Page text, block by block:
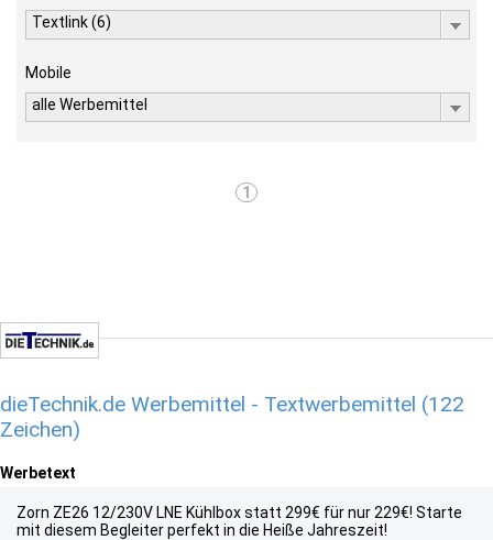
Textlink (6)
Mobile
alle Werbemittel
1
dieTechnik.de Werbemittel - Textwerbemittel (122
Zeichen)
Werbetext
Zorn ZE26 12/230V LNE Kühlbox statt 299€ für nur 229€! Starte
mit diesem Begleiter perfekt in die Heiße Jahreszeit!